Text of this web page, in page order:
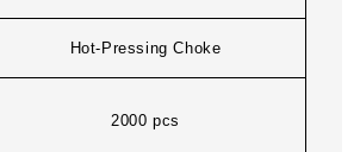
Hot-Pressing Choke
2000 pcs